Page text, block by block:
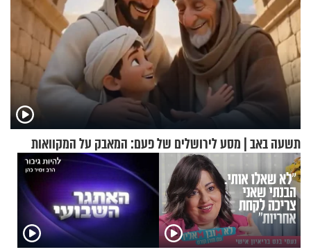
תשעה באב | מסע לירושלים של פעם: המאבק על המקוואות